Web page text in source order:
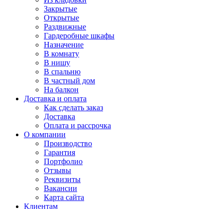
Закрытые
Открытые
Раздвижные
Гардеробные шкафы
Назначение
В комнату
В нишу
В спальню
В частный дом
На балкон
Доставка и оплата
Как сделать заказ
Доставка
Оплата и рассрочка
О компании
Производство
Гарантия
Портфолио
Отзывы
Реквизиты
Вакансии
Карта сайта
Клиентам